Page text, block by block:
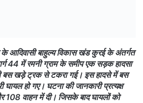
आदिवासी बाहुल्य विकास खंड कुरई के अंतर्गत
44 में रमनी ग्राम के समीप एक सड़क हादसा
बस खड़े ट्रक से टकरा गई। इस हादसे में बस
घायल हो गए। घटना की जानकारी प्रत्यक्ष
108 वाहन में दी। जिसके बाद घायलों को